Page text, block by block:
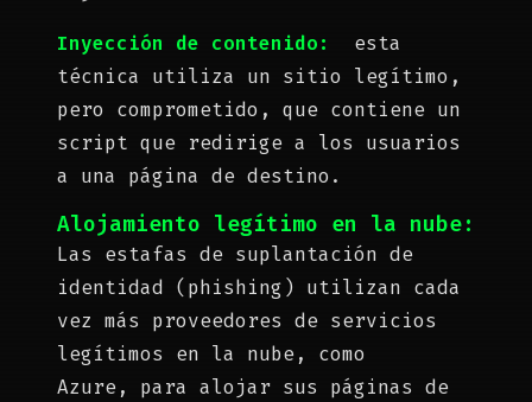
Inyección de contenido:
esta
técnica utiliza un sitio legítimo,
pero comprometido, que contiene un
script que redirige a los usuarios
a una página de destino.
Alojamiento legítimo en la nube:
Las estafas de suplantación de
identidad (phishing) utilizan cada
vez más proveedores de servicios
legítimos en la nube, como
Azure, para alojar sus páginas de